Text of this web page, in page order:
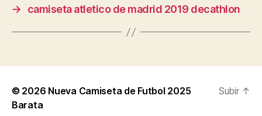
→
camiseta atletico de madrid 2019 decathlon
© 2026 Nueva Camiseta de Futbol 2025
Barata
Subir ↑